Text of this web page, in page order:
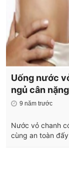
Uống nước
ngủ cân
9 năm trước
Nước vỏ chanh
cùng an toàn